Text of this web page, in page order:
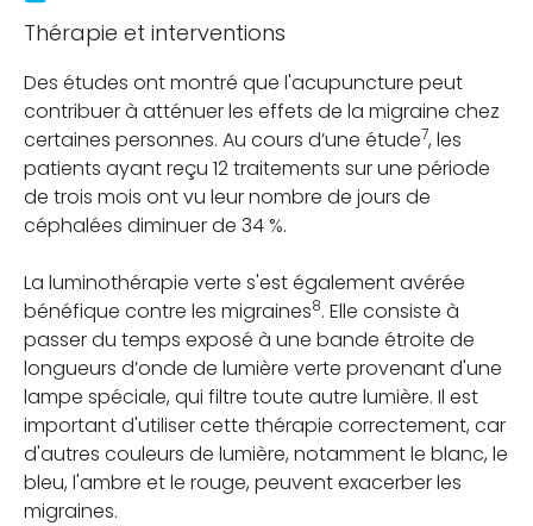
Thérapie et interventions
Des études ont montré que l'acupuncture peut
contribuer à atténuer les effets de la migraine chez
certaines personnes. Au cours d’une étude7, les
patients ayant reçu 12 traitements sur une période
de trois mois ont vu leur nombre de jours de
céphalées diminuer de 34 %.
La luminothérapie verte s'est également avérée
bénéfique contre les migraines8. Elle consiste à
passer du temps exposé à une bande étroite de
longueurs d’onde de lumière verte provenant d'une
lampe spéciale, qui filtre toute autre lumière. Il est
important d'utiliser cette thérapie correctement, car
d'autres couleurs de lumière, notamment le blanc, le
bleu, l'ambre et le rouge, peuvent exacerber les
migraines.